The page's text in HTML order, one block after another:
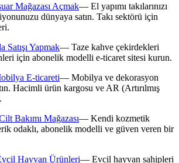
Mağazası Açmak— El yapımı takılarınızı
dünyaya satın. Takı sektörü için
Satışı Yapmak— Taze kahve çekirdekleri
için abonelik modelli e-ticaret sitesi kurun.
E-ticareti— Mobilya ve dekorasyon
Hacimli ürün kargosu ve AR (Artırılmış
Bakımı Mağazası— Kendi kozmetik
odaklı, abonelik modelli ve güven veren bir
Hayvan Ürünleri— Evcil hayvan sahipleri